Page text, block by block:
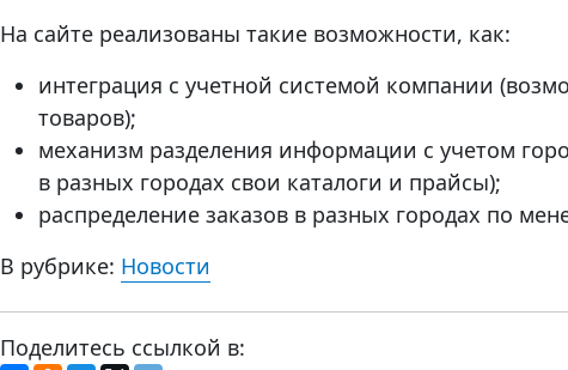
На сайте реализованы такие возможности, как:
интеграция с учетной системой компании
товаров);
механизм разделения информации с учетом
в разных городах свои каталоги и прайсы);
распределение заказов в разных городах по
В рубрике: Новости
Поделитесь ссылкой в: